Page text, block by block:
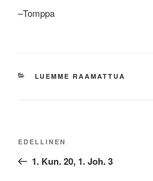
–Tomppa
KATEGORIAT
LUEMME RAAMATTUA
Edellinen
artikkeli
EDELLINEN
1. Kun. 20, 1. Joh. 3